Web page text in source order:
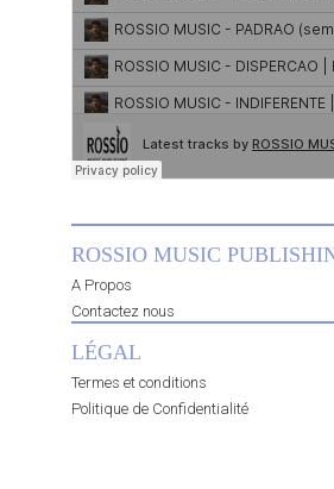
ROSSIO MUSIC
A Propos
Contactez nous
LÉGAL
Termes et conditions
Politique de Confidentialité